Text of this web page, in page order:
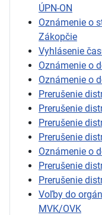
ÚPN-ON
Oznámenie o
Zákopčie
Vyhlásenie
Oznámenie o
Oznámenie o
Prerušenie
Prerušenie
Prerušenie
Prerušenie
Oznámenie o
Prerušenie
Prerušenie
Voľby do
MVK/OVK